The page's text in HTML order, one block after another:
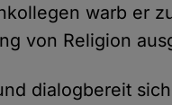
warb er
von Religion
dialogbereit